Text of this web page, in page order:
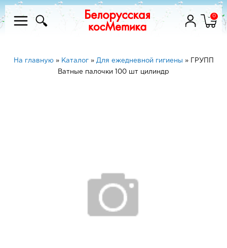
0
На главную» Каталог» Для ежедневной гигиены »
ГРУПП
Ватные палочки 100 шт цилиндр